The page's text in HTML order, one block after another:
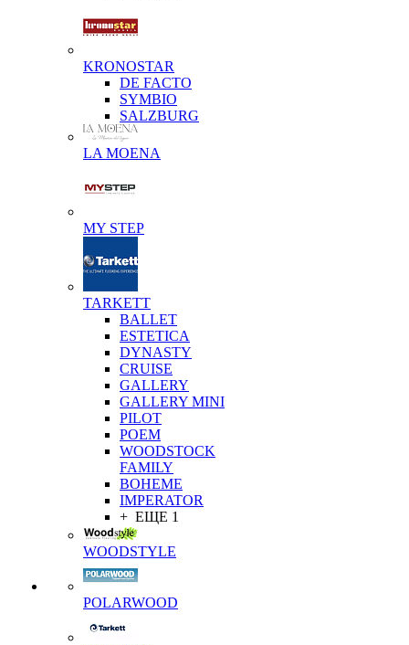
KRONOSTAR
DE FACTO
SYMBIO
SALZBURG
LA MOENA
MY STEP
TARKETT
BALLET
ESTETICA
DYNASTY
CRUISE
GALLERY
GALLERY MINI
PILOT
POEM
WOODSTOCK
FAMILY
BOHEME
IMPERATOR
+ ЕЩЕ 1
WOODSTYLE
POLARWOOD